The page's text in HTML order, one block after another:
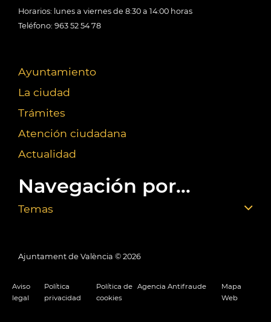
Horarios: lunes a viernes de 8:30 a 14:00 horas
Teléfono: 963 52 54 78
Ayuntamiento
La ciudad
Trámites
Atención ciudadana
Actualidad
Navegación por...
Temas
Ajuntament de València © 2026
Aviso
legal
Política
privacidad
Política de
cookies
Agencia Antifraude
Mapa
Web